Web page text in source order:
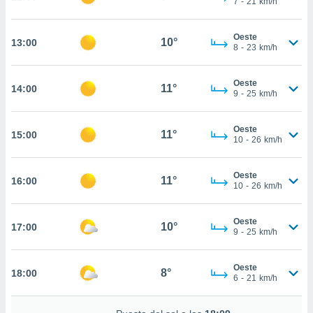
de que
sean
el sitio
para
ni para
aunque
no
abono
13:00 10°
Oeste
8 - 23 km/h
14:00 11°
Oeste
9 - 25 km/h
15:00 11°
Oeste
10 - 26 km/h
16:00 11°
Oeste
10 - 26 km/h
17:00 10°
Oeste
9 - 25 km/h
18:00 8°
Oeste
6 - 21 km/h